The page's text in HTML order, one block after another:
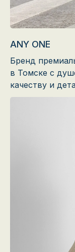
ANY ONE
Бренд
в Томске с
качеству и